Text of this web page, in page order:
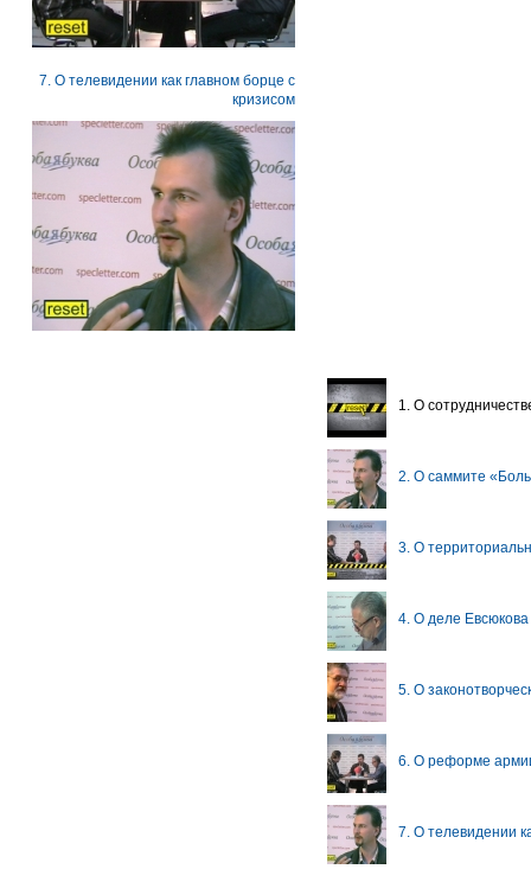
7. О телевидении как главном борце с
кризисом
1. О
2. О саммите
3. О
4. О деле Евсюкова
5. О
6. О реформе
7. О телевидении